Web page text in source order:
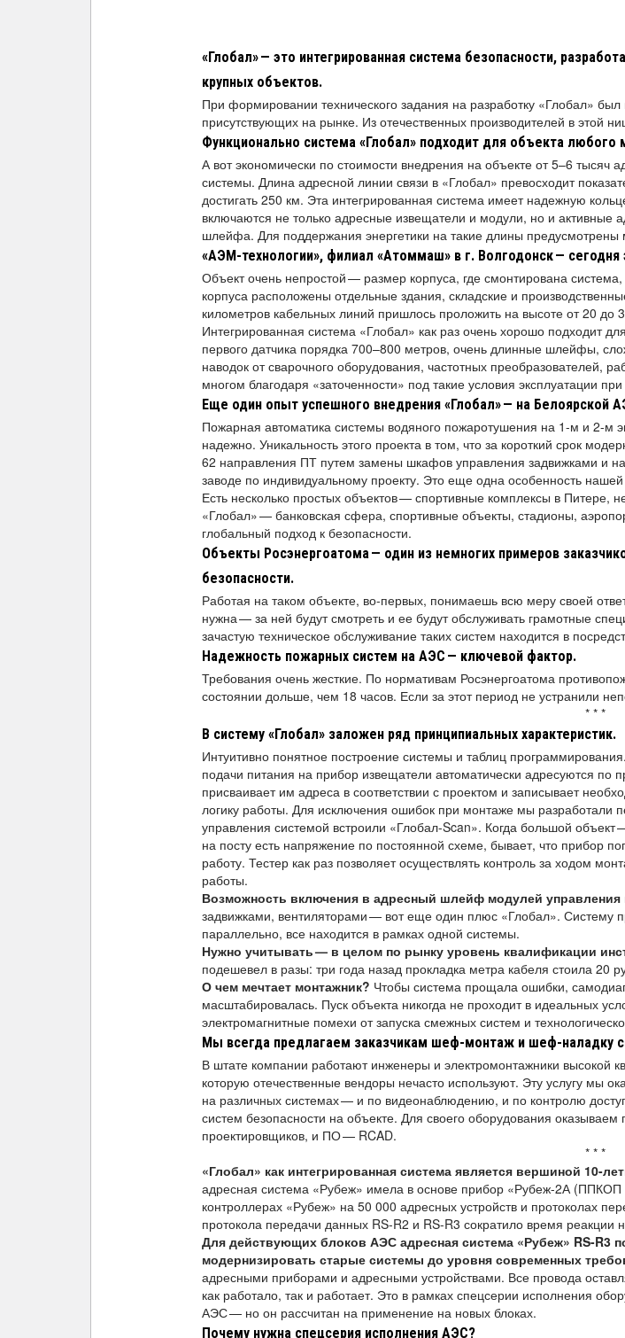
«Глобал» — это интегрированная система безопасности,
крупных объектов.
При формировании технического задания на разработку «Глобал»
присутствующих на рынке. Из отечественных производителей в
Функционально система «Глобал» подходит для объекта любого
А вот экономически по стоимости внедрения на объекте от 5–6 тысяч
системы. Длина адресной линии связи в «Глобал» превосходит
достигать 250 км. Эта интегрированная система имеет надежную
включаются не только адресные извещатели и модули, но и активные
шлейфа. Для поддержания энергетики на такие длины
«АЭМ-технологии», филиал «Атоммаш» в г. Волгодонск— сегодня
Объект очень непростой — размер корпуса, где смонтирована
корпуса расположены отдельные здания, складские и
километров кабельных линий пришлось проложить на высоте от 20 до
Интегрированная система «Глобал» как раз очень хорошо подходит
первого датчика порядка 700–800 метров, очень длинные шлейфы,
наводок от сварочного оборудования, частотных преобразователей,
многом благодаря «заточенности» под такие условия эксплуатации
Еще один опыт успешного внедрения «Глобал»— на Белоярской
Пожарная автоматика системы водяного пожаротушения на 1-м и 2-м
надежно. Уникальность этого проекта в том, что за короткий срок
62 направления ПТ путем замены шкафов управления задвижками и
заводе по индивидуальному проекту. Это еще одна особенность
Есть несколько простых объектов — спортивные комплексы в
«Глобал» — банковская сфера, спортивные объекты, стадионы,
глобальный подход к безопасности.
Объекты Росэнергоатома— один из немногих примеров
безопасности.
Работая на таком объекте, во-первых, понимаешь всю меру своей
нужна — за ней будут смотреть и ее будут обслуживать грамотные
зачастую техническое обслуживание таких систем находится в
Надежность пожарных систем на АЭС — ключевой фактор.
Требования очень жесткие. По нормативам Росэнергоатома
состоянии дольше, чем 18 часов. Если за этот период не устранили
* * *
В систему «Глобал» заложен ряд принципиальных характеристик.
Интуитивно понятное построение системы и таблиц
подачи питания на прибор извещатели автоматически адресуются по
присваивает им адреса в соответствии с проектом и записывает
логику работы. Для исключения ошибок при монтаже мы разработали
управления системой встроили «Глобал-Scan». Когда большой
на посту есть напряжение по постоянной схеме, бывает, что прибор
работу. Тестер как раз позволяет осуществлять контроль за ходом
работы.
Возможность включения в адресный шлейф модулей
задвижками, вентиляторами — вот еще один плюс «Глобал». Систему
параллельно, все находится в рамках одной системы.
Нужно учитывать— в целом по рынку уровень квалификации
подешевел в разы: три года назад прокладка метра кабеля стоила 20
О чем мечтает монтажник? Чтобы система прощала ошибки,
масштабировалась. Пуск объекта никогда не проходит в идеальных
электромагнитные помехи от запуска смежных систем и
Мы всегда предлагаем заказчикам шеф-монтаж и шеф-наладку
В штате компании работают инженеры и электромонтажники высокой
которую отечественные вендоры нечасто используют. Эту услугу мы
на различных системах — и по видеонаблюдению, и по контролю
систем безопасности на объекте. Для своего оборудования
проектировщиков, и ПО — RCAD.
* * *
«Глобал» как интегрированная система является вершиной 10-
адресная система «Рубеж» имела в основе прибор «Рубеж-2А (ППКОП
контроллерах «Рубеж» на 50 000 адресных устройств и протоколах
протокола передачи данных RS-R2 и RS-R3 сократило время реакции
Для действующих блоков АЭС адресная система «Рубеж» RS-R3
модернизировать старые системы до уровня современных
адресными приборами и адресными устройствами. Все провода
как работало, так и работает. Это в рамках спецсерии исполнения
АЭС — но он рассчитан на применение на новых блоках.
Почему нужна спецсерия исполнения АЭС?